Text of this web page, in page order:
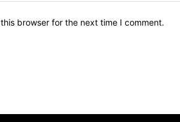
browser for the next time I comment.